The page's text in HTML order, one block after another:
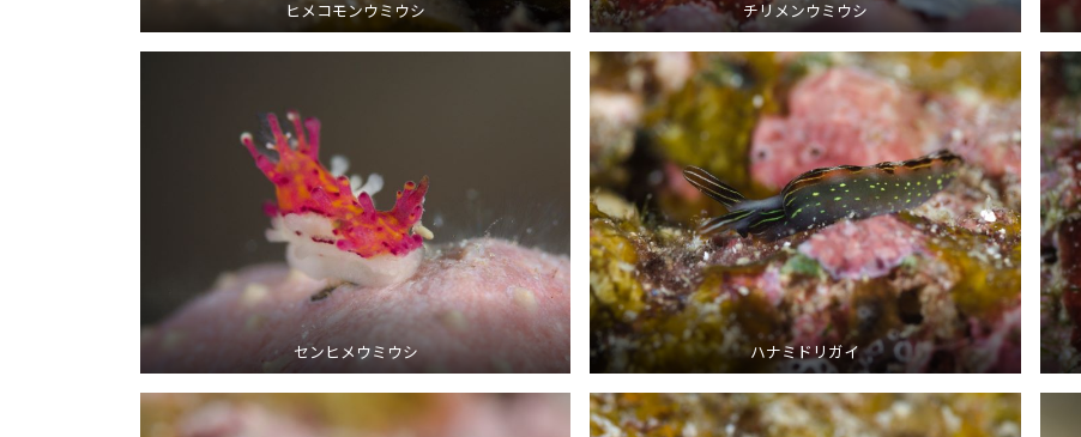
ヒメコモンウミウシ チリメンウミウシ
センヒメウミウシ ハナミドリガイ